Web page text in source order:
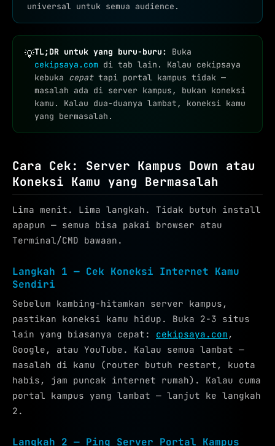
universal untuk semua audience.
💡TL;DR untuk yang buru-buru:
Buka
cekipsaya.com di tab lain. Kalau cekipsaya
kebuka cepattapi portal kampus tidak —
masalah ada di server kampus, bukan koneksi
kamu. Kalau dua-duanya lambat, koneksi kamu
yang bermasalah.
Cara Cek: Server Kampus Down atau
Koneksi Kamu yang Bermasalah
Lima menit. Lima langkah. Tidak butuh install
apapun — semua bisa pakai browser atau
Terminal/CMD bawaan.
Langkah 1 — Cek Koneksi Internet Kamu
Sendiri
Sebelum kambing-hitamkan server kampus,
pastikan koneksi kamu hidup. Buka 2-3 situs
lain yang biasanya cepat: cekipsaya.com ,
Google, atau YouTube. Kalau semua lambat —
masalah di kamu (router butuh restart, kuota
habis, jam puncak internet rumah). Kalau cuma
portal kampus yang lambat — lanjut ke langkah
2.
Langkah 2 — Ping Server Portal Kampus